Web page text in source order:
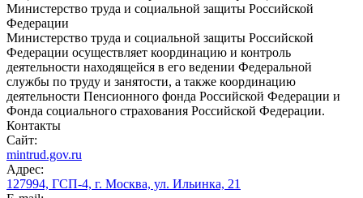
Министерство труда и социальной защиты Российской
Федерации
Министерство труда и социальной защиты Российской
Федерации осуществляет координацию и контроль
деятельности находящейся в его ведении Федеральной
службы по труду и занятости, а также координацию
деятельности Пенсионного фонда Российской Федерации и
Фонда социального страхования Российской Федерации.
Контакты
Сайт:
mintrud.gov.ru
Адрес:
127994, ГСП-4, г. Москва, ул. Ильинка, 21